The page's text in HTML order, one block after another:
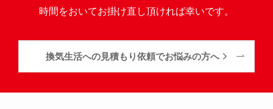
時間をおいてお掛け直し頂ければ幸いです。
換気生活への見積もり依頼でお悩みの方へ